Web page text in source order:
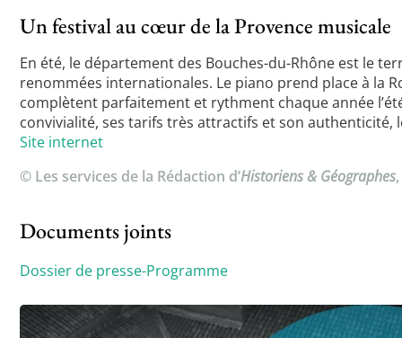
Un festival au cœur de la Provence musicale
En été, le département des Bouches-du-Rhône est le
renommées internationales. Le piano prend place à la
complètent parfaitement et rythment chaque année
convivialité, ses tarifs très attractifs et son authenticité,
Site internet
© Les services de la Rédaction d’Historiens & Géographes
Documents joints
Dossier de presse-Programme